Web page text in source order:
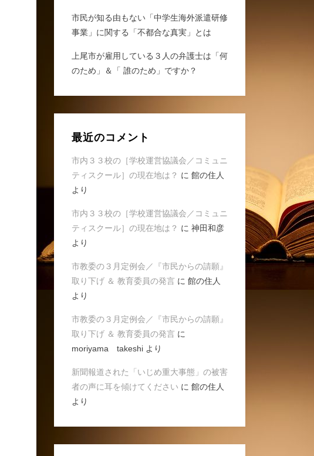
市民が知る由もない「中学生海外派遣研修
事業」に関する「不都合な真実」とは
上尾市が雇用している３人の弁護士は「何
のため」＆「 誰のため」ですか？
最近のコメント
市内３３校の［学校運営協議会／コミュニ
ティスクール］の現在地は？ に 館の住人
より
市内３３校の［学校運営協議会／コミュニ
ティスクール］の現在地は？ に 神田和彦
より
市教委の３月定例会／『市民からの請願』
取り下げ ＆ 教育委員の発言に 館の住人
より
市教委の３月定例会／『市民からの請願』
取り下げ ＆ 教育委員の発言に
moriyama takeshiより
新聞報道された「いじめ重大事態」の被害
者の声に耳を傾けてください に 館の住人
より